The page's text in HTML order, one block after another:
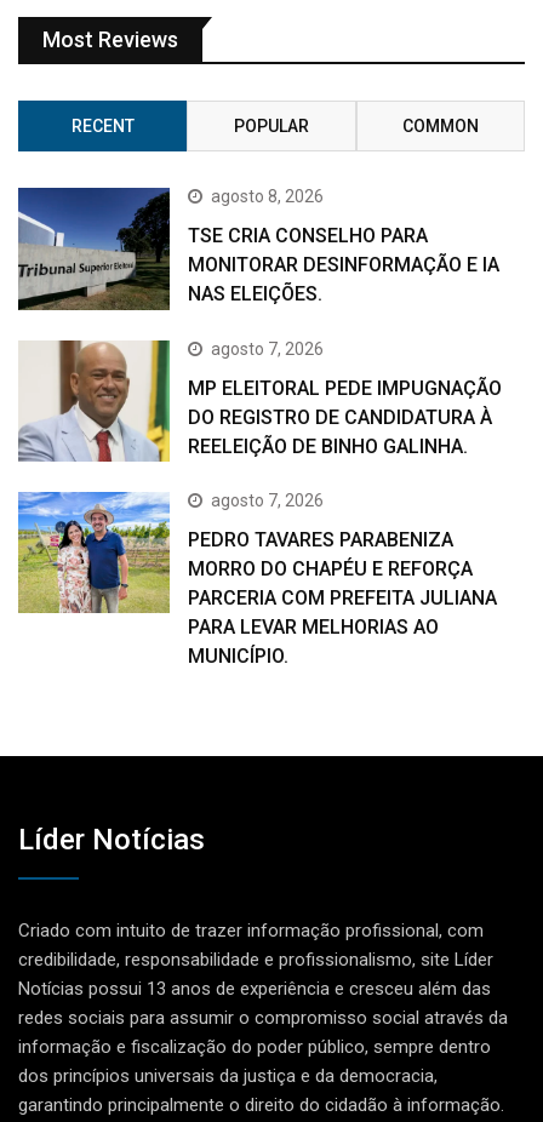
Most Reviews
RECENT POPULAR COMMON
agosto 8, 2026
TSE CRIA CONSELHO PARA
MONITORAR DESINFORMAÇÃO E IA
NAS ELEIÇÕES.
agosto 7, 2026
MP ELEITORAL PEDE IMPUGNAÇÃO
DO REGISTRO DE CANDIDATURA À
REELEIÇÃO DE BINHO GALINHA.
agosto 7, 2026
PEDRO TAVARES PARABENIZA
MORRO DO CHAPÉU E REFORÇA
PARCERIA COM PREFEITA JULIANA
PARA LEVAR MELHORIAS AO
MUNICÍPIO.
Líder Notícias
Criado com intuito de trazer informação profissional, com
credibilidade, responsabilidade e profissionalismo, site Líder
Notícias possui 13 anos de experiência e cresceu além das
redes sociais para assumir o compromisso social através da
informação e fiscalização do poder público, sempre dentro
dos princípios universais da justiça e da democracia,
garantindo principalmente o direito do cidadão à informação.